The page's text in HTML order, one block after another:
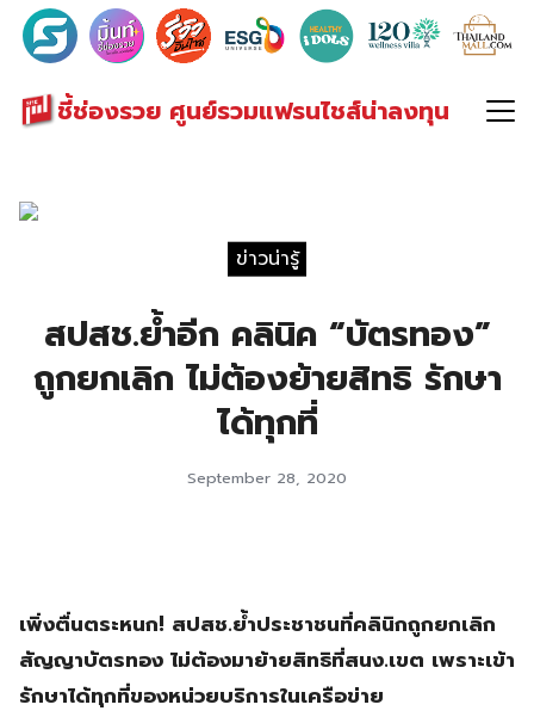
ชี้ช่องรวย ศูนย์รวมแฟรนไชส์น่าลงทุน
Search
for:
ข่าวน่ารู้
สปสช.ย้ำอีก คลินิค “บัตรทอง”
ถูกยกเลิก ไม่ต้องย้ายสิทธิ รักษา
ได้ทุกที่
September 28, 2020
เพิ่งตื่นตระหนก! สปสช.ย้ำประชาชนที่คลินิกถูกยกเลิก
สัญญาบัตรทอง ไม่ต้องมาย้ายสิทธิที่สนง.เขต เพราะเข้า
รักษาได้ทุกที่ของหน่วยบริการในเครือข่าย